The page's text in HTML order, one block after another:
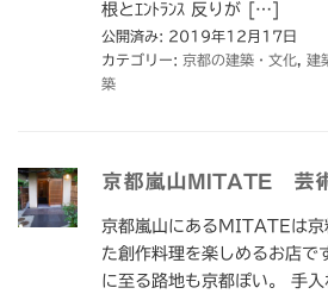
根とｴﾝﾄﾗﾝｽ 反りが […]
公開済み: 2019年12月17日
カテゴリー: 京都の建築・文化 建
築
京都嵐山MITATE 芸
京都嵐山にあるMITATEは京
た創作料理を楽しめるお店で
に至る路地も京都ぽい。 手